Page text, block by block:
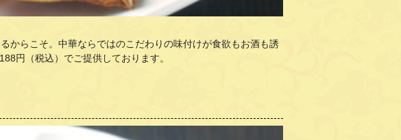
からこそ。中華ならではのこだわりの味付けが食欲もお酒も誘
円（税込）でご提供しております。